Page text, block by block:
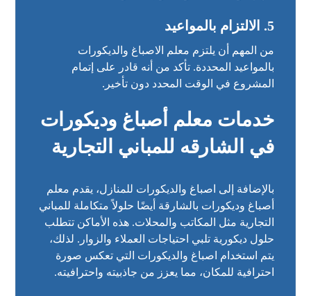
5. الالتزام بالمواعيد
من المهم أن يلتزم معلم الاصباغ والديكورات
بالمواعيد المحددة. تأكد من أنه قادر على إتمام
المشروع في الوقت المحدد دون تأخير.
خدمات معلم أصباغ وديكورات
في الشارقه للمباني التجارية
بالإضافة إلى اصباغ والديكورات للمنازل، يقدم معلم
أصباغ وديكورات بالشارقة أيضًا حلولاً متكاملة للمباني
التجارية مثل المكاتب والمحلات. هذه الأماكن تتطلب
حلول ديكورية تلبي احتياجات العملاء والزوار. لذلك،
يتم استخدام اصباغ والديكورات التي تعكس صورة
احترافية للمكان، مما يعزز من جاذبيته واحترافيته.